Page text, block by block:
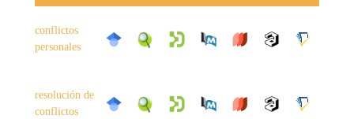
conflictos
personales
resolución de
conflictos